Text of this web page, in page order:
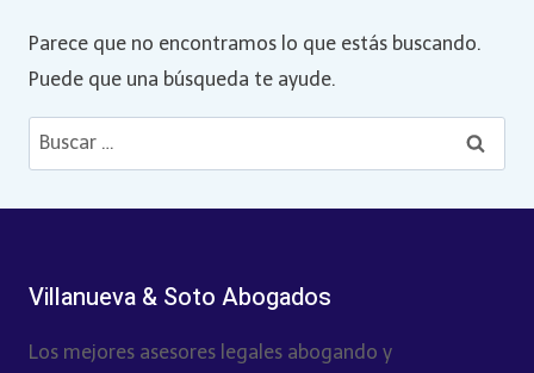
Parece que no encontramos lo que estás buscando.
Puede que una búsqueda te ayude.
Buscar:
Villanueva & Soto Abogados
Los mejores asesores legales abogando y